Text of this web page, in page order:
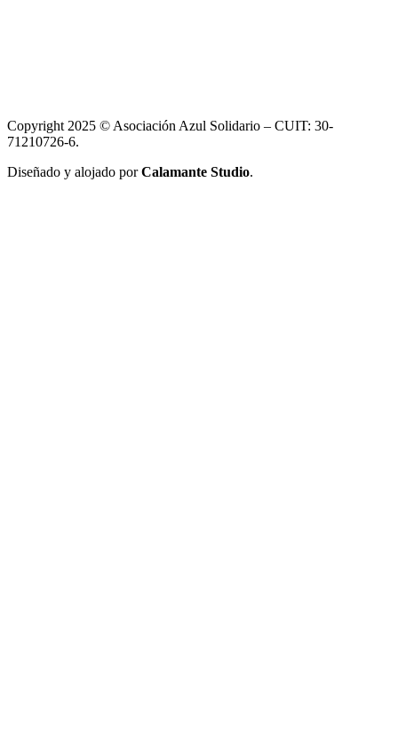
Copyright 2025 © Asociación Azul Solidario – CUIT: 30-
71210726-6.
Diseñado y alojado porCalamante Studio.